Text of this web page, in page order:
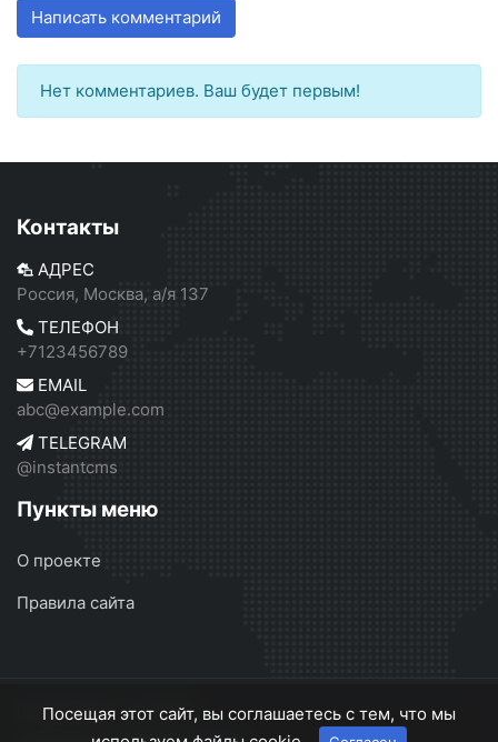
Написать комментарий
Нет комментариев. Ваш будет первым!
Контакты
АДРЕС
Россия, Москва, а/я 137
ТЕЛЕФОН
+7123456789
EMAIL
abc@example.com
TELEGRAM
@instantcms
Пункты меню
О проекте
Правила сайта
InstantCMS 2 © 2026
Посещая этот сайт, вы соглашаетесь с тем, что мы